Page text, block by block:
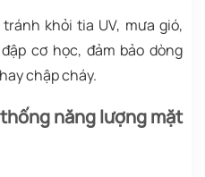
khỏi tia UV, mưa gió,
cơ học, đảm bảo dòng
chập cháy.
năng lượng mặt